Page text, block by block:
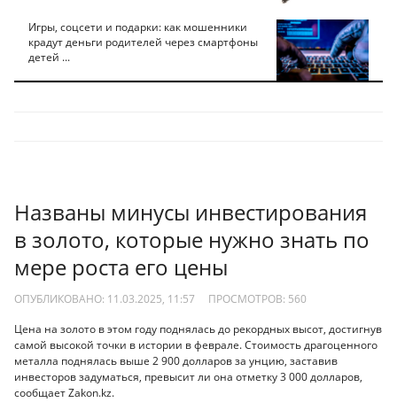
Игры, соцсети и подарки: как мошенники
крадут деньги родителей через смартфоны
детей ...
Названы минусы инвестирования
в золото, которые нужно знать по
мере роста его цены
ОПУБЛИКОВАНО: 11.03.2025, 11:57 ПРОСМОТРОВ: 560
Цена на золото в этом году поднялась до рекордных высот, достигнув
самой высокой точки в истории в феврале. Стоимость драгоценного
металла поднялась выше 2 900 долларов за унцию, заставив
инвесторов задуматься, превысит ли она отметку 3 000 долларов,
сообщает Zakon.kz.